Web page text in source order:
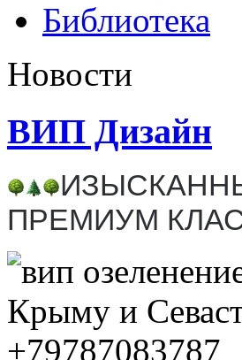
Библиотека
Новости
ВИП Дизайн
ПРЕМИУМ